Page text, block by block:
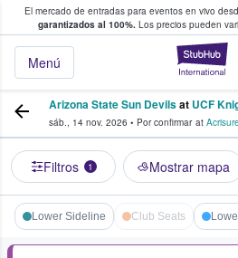
El mercado de entradas para eventos en vivo
garantizados al 100%. Los precios pueden
Menú
y venta de entradas
Arizona State Sun Devilsat UCF
sáb., 14 nov. 2026 • Por confirmar at
Filtros 1 Mostrar mapa
Lower Sideline Club Seats